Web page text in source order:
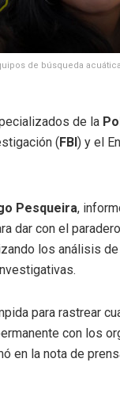
de búsqueda
de la
(FBI) y el
Pesqueira,
dar con el
los análisis
para rastrear
con los
en la nota de